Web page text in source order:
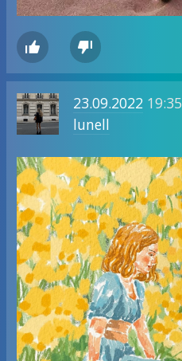
 
23.09.2022 19:35
lunell